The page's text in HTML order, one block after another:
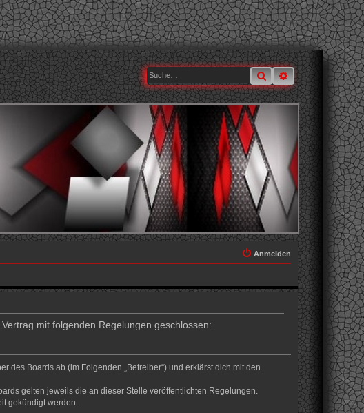
SucheErweiterte Suche
Anmelden
mit folgenden Regelungen geschlossen:
des Boards ab (im Folgenden „Betreiber“) und erklärst dich mit den
gelten jeweils die an dieser Stelle veröffentlichten Regelungen.
gekündigt werden.